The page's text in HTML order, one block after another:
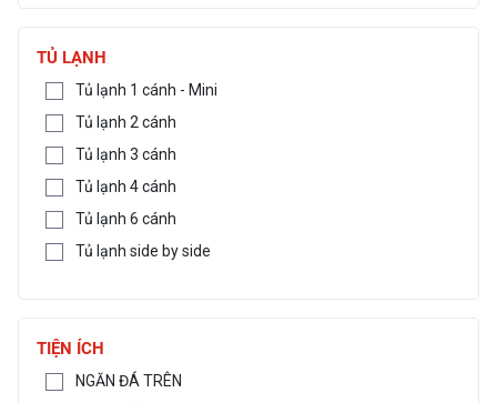
TỦ LẠNH
Tủ lạnh 1 cánh - Mini
Tủ lạnh 2 cánh
Tủ lạnh 3 cánh
Tủ lạnh 4 cánh
Tủ lạnh 6 cánh
Tủ lạnh side by side
TIỆN ÍCH
NGĂN ĐÁ TRÊN